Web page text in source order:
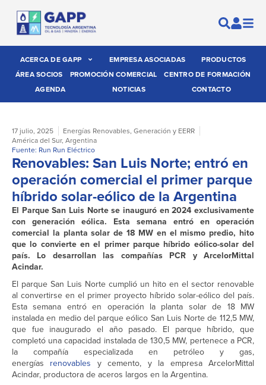
ACERCA DE GAPP EMPRESA ASOCIADAS
PRODUCTOS
ÁREA SOCIOS
PROMOCIÓN COMERCIAL
CENTRO DE FORMACIÓN
AGENDA
NOTICIAS CONTACTO
17 julio, 2025 Energías Renovables, Generación y EERR
América del Sur, Argentina
Fuente: Run Run Eléctrico
Renovables: San Luis Norte; entró en
operación comercial el primer parque
híbrido solar-eólico de la Argentina
El Parque San Luis Norte se inauguró en 2024 exclusivamente
con generación eólica. Esta semana entró en operación
comercial la planta solar de 18 MW en el mismo predio, hito
que lo convierte en el primer parque híbrido eólico-solar del
país. Lo desarrollan las compañías PCR y ArcelorMittal
Acindar.
El parque San Luis Norte cumplió un hito en el sector renovable
al convertirse en el primer proyecto híbrido solar-eólico del país.
Esta semana entró en operación la planta solar de 18 MW
instalada en medio del parque eólico San Luis Norte de 112,5 MW,
que fue inaugurado el año pasado. El parque híbrido, que
completó una capacidad instalada de 130,5 MW, pertenece a PCR,
la compañía especializada en petróleo y gas,
energías renovables y cemento, y la empresa ArcelorMittal
Acindar, productora de aceros largos en la Argentina.